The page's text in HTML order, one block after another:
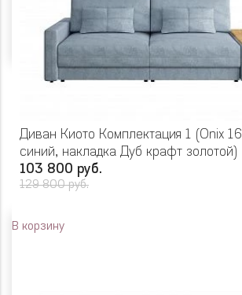
Диван Киото Комплектация 1 (Onix 16
синий, накладка Дуб крафт золотой)
103 800 руб.
129 800 руб.
В корзину